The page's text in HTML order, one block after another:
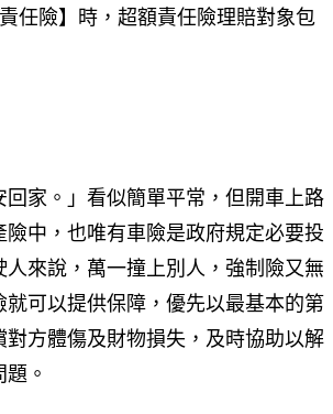
任險】時，超額責任險理賠對象包
回家。」看似簡單平常，但開車上路
險中，也唯有車險是政府規定必要投
人來說，萬一撞上別人，強制險又無
就可以提供保障，優先以最基本的第
對方體傷及財物損失，及時協助以解
。